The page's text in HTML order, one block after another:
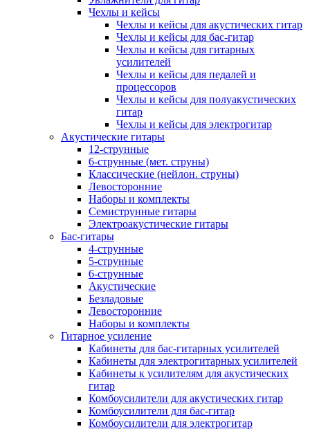
Чехлы и кейсы
Чехлы и кейсы для акустических гитар
Чехлы и кейсы для бас-гитар
Чехлы и кейсы для гитарных
усилителей
Чехлы и кейсы для педалей и
процессоров
Чехлы и кейсы для полуакустических
гитар
Чехлы и кейсы для электрогитар
Акустические гитары
12-струнные
6-струнные (мет. струны)
Классические (нейлон. струны)
Левосторонние
Наборы и комплекты
Семиструнные гитары
Электроакустические гитары
Бас-гитары
4-струнные
5-струнные
6-струнные
Акустические
Безладовые
Левосторонние
Наборы и комплекты
Гитарное усиление
Кабинеты для бас-гитарных усилителей
Кабинеты для электрогитарных усилителей
Кабинеты к усилителям для акустических
гитар
Комбоусилители для акустических гитар
Комбоусилители для бас-гитар
Комбоусилители для электрогитар